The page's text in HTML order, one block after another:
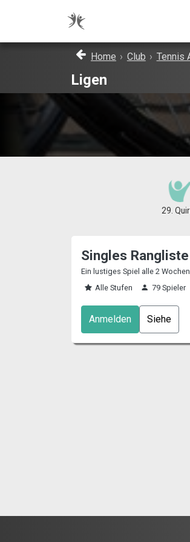
Home › Club › Tennis
Ligen
29.
Singles Rangliste
Ein lustiges Spiel alle 2 Wochen
Alle Stufen
79 Spieler
Anmelden Siehe